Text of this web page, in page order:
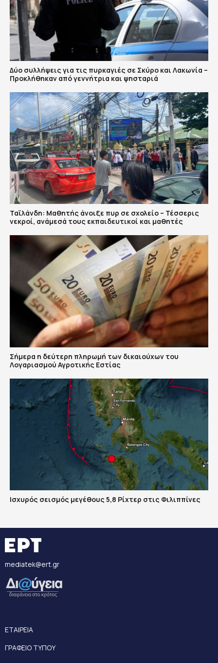
Δύο συλλήψεις για τις πυρκαγιές σε Σκύρο και Λακωνία –
Προκλήθηκαν από γεννήτρια και ψησταριά
Ταϊλάνδη: Μαθητής άνοιξε πυρ σε σχολείο – Τέσσερις
νεκροί, ανάμεσά τους εκπαιδευτικοί και μαθητές
Σήμερα η δεύτερη πληρωμή των δικαιούχων του
Λογαριασμού Αγροτικής Εστίας
Ισχυρός σεισμός μεγέθους 5,8 Ρίχτερ στις Φιλιππίνες
mediatek@ert.gr
ΕΤΑΙΡΕΙΑ
ΓΡΑΦΕΙΟ ΤΥΠΟΥ